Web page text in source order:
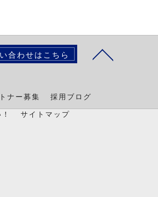
合わせはこちら
ナー募集
採用ブログ
サイトマップ